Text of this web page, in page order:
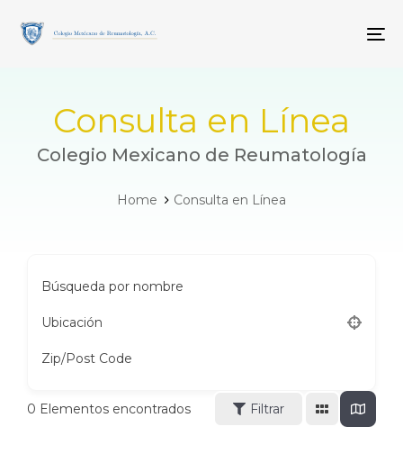
links
primary
Consulta en Línea
Colegio Mexicano de Reumatología
Home Consulta en Línea
Búsqueda por nombre
Ubicación
Zip/Post Code
0 Elementos encontrados Filtrar